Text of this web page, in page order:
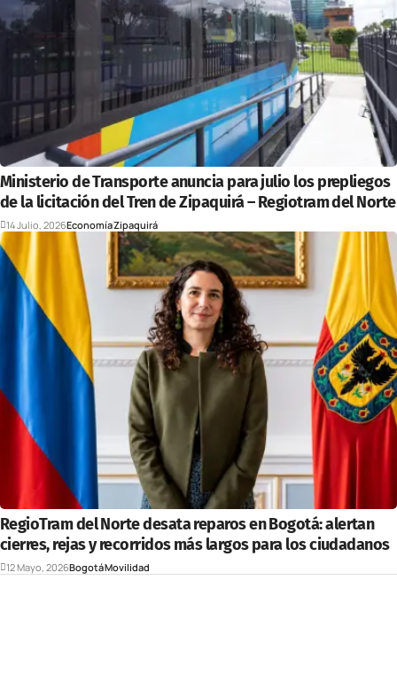
Ministerio de Transporte anuncia para julio los prepliegos
de la licitación del Tren de Zipaquirá – Regiotram del Norte
14 Julio, 2026EconomíaZipaquirá
RegioTram del Norte desata reparos en Bogotá: alertan
cierres, rejas y recorridos más largos para los ciudadanos
12 Mayo, 2026BogotáMovilidad